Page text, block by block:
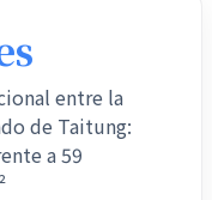
entre la
de Taitung:
a 59